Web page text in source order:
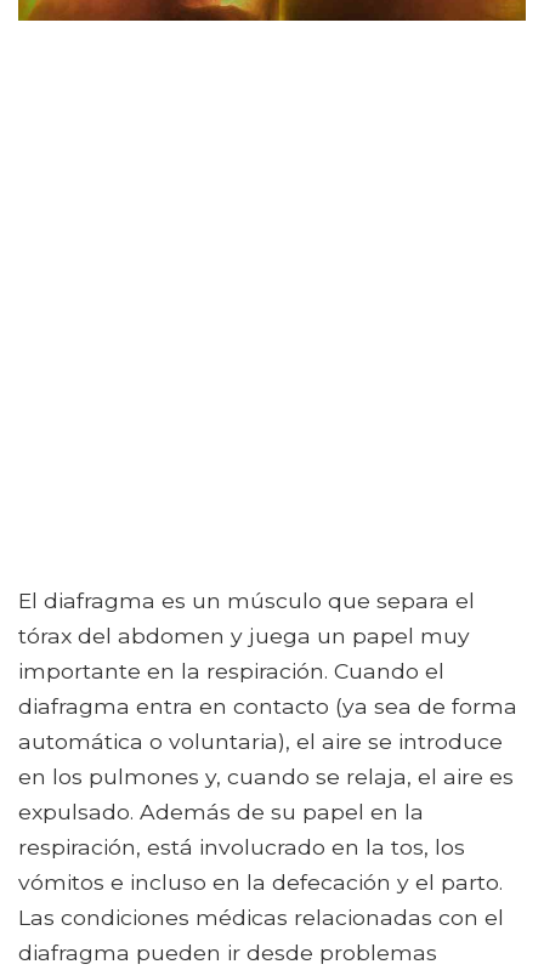
El diafragma es un músculo que separa el
tórax del abdomen y juega un papel muy
importante en la respiración. Cuando el
diafragma entra en contacto (ya sea de forma
automática o voluntaria), el aire se introduce
en los pulmones y, cuando se relaja, el aire es
expulsado. Además de su papel en la
respiración, está involucrado en la tos, los
vómitos e incluso en la defecación y el parto.
Las condiciones médicas relacionadas con el
diafragma pueden ir desde problemas